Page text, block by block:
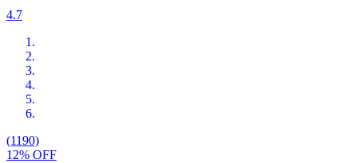
4.7
(1190)
12% OFF